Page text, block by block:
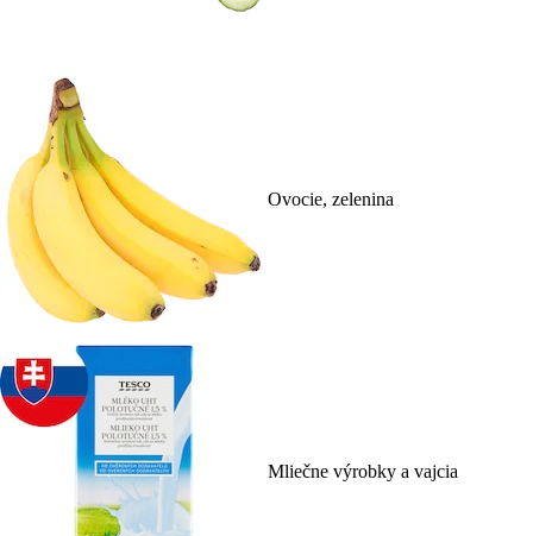
Ovocie, zelenina
Mliečne výrobky a vajcia